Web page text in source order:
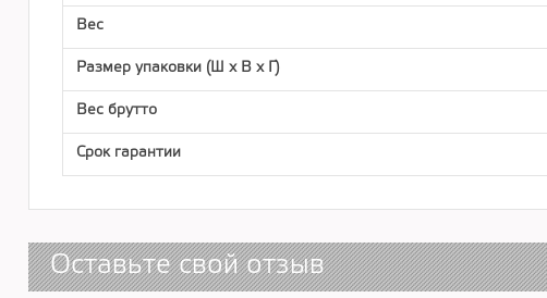
Вес
Размер упаковки (Ш х В х Г)
Вес брутто
Срок гарантии
Оставьте свой отзыв